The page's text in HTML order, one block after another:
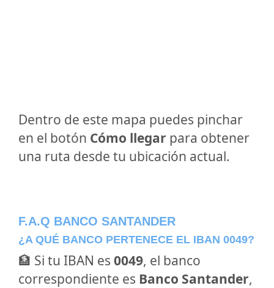
Dentro de este mapa puedes pinchar
en el botón Cómo llegar para obtener
una ruta desde tu ubicación actual.
F.A.Q BANCO SANTANDER
¿A QUÉ BANCO PERTENECE EL IBAN 0049?
🏦 Si tu IBAN es 0049, el banco
correspondiente es Banco Santander,